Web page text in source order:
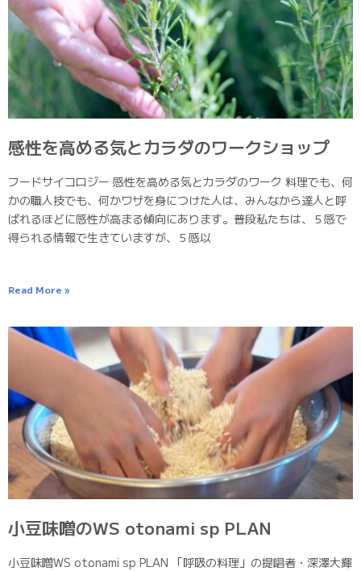
感性を高める気とカラダのワークショップ
フードサイコロジー 感性を高める気とカラダのワーク 料理でも、何
かの職人技でも、何かワザを身につけた人は、みんなから達人と呼
ばれるほどに感性が高まる傾向にあります。普段私たちは、５感で
得られる情報で生きていますが、５感以
Read More »
小豆味噌のWS otonami sp PLAN
小豆味噌WS otonami sp PLAN 「呼吸の料理」の提唱者・深澤大輝